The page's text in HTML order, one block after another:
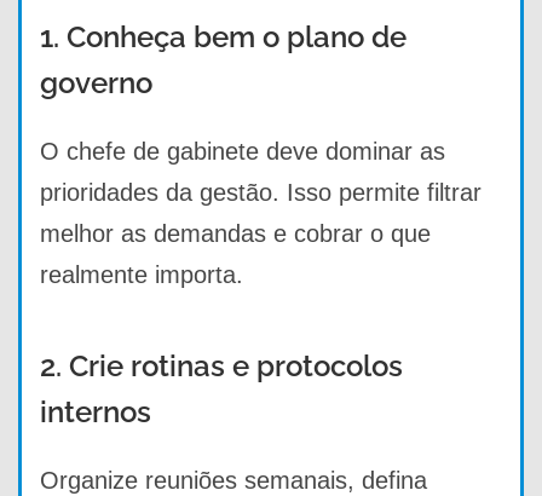
1. Conheça bem o plano de
governo
O chefe de gabinete deve dominar as
prioridades da gestão. Isso permite filtrar
melhor as demandas e cobrar o que
realmente importa.
2. Crie rotinas e protocolos
internos
Organize reuniões semanais, defina